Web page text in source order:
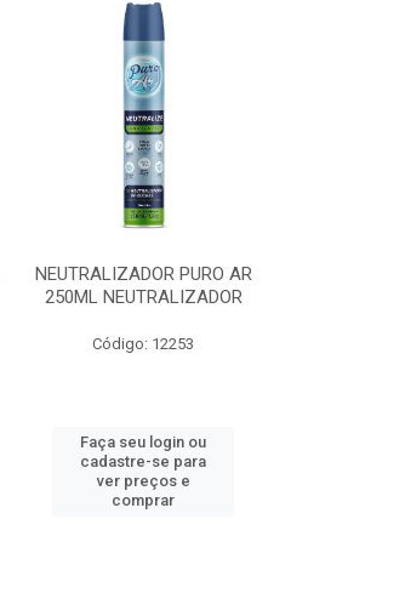
NEUTRALIZADOR PURO AR
250ML NEUTRALIZADOR
Código: 12253
Faça seu login ou
cadastre-se para
ver preços e
comprar